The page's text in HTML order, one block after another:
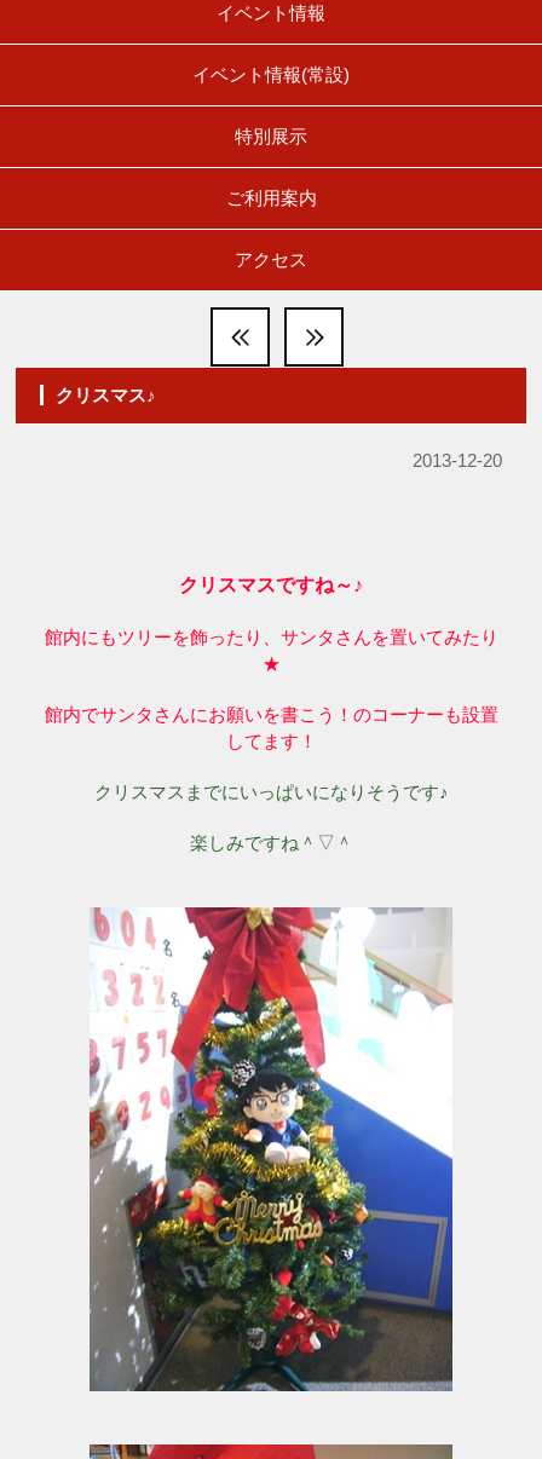
イベント情報
イベント情報(常設)
特別展示
ご利用案内
アクセス
クリスマス♪
2013-12-20
クリスマスですね～♪
館内にもツリーを飾ったり、サンタさんを置いてみたり
★
館内でサンタさんにお願いを書こう！のコーナーも設置
してます！
クリスマスまでにいっぱいになりそうです♪
楽しみですね＾▽＾